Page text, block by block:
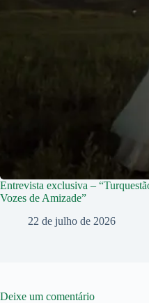
Entrevista exclusiva –
Vozes de Amizade”
22 de julho de 2026
Deixe um comentário